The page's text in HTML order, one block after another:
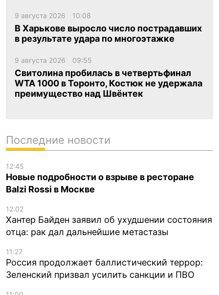
9 августа 2026 10:08
В Харькове выросло число пострадавших
в результате удара по многоэтажке
9 августа 2026 09:55
Свитолина пробилась в четвертьфинал
WTA 1000 в Торонто, Костюк не удержала
преимущество над Швёнтек
Последние новости
12:45
Новые подробности о взрыве в ресторане
Balzi Rossi в Москве
12:02
Хантер Байден заявил об ухудшении состояния
отца: рак дал дальнейшие метастазы
11:27
Россия продолжает баллистический террор:
Зеленский призвал усилить санкции и ПВО